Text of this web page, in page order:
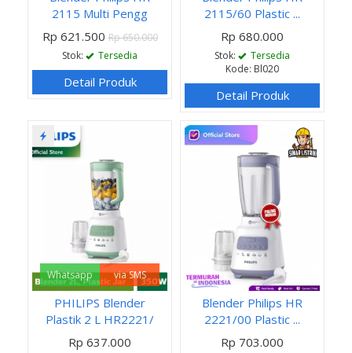
2115 Multi Pengg
Rp 621.500Rp 650.000
Stok:
Tersedia
Detail Produk
2115/60 Plastic ...
Rp 680.000
Stok:
Tersedia
Kode: Bl020
Detail Produk
Whatsapp via SMS
PHILIPS Blender
Plastik 2 L HR2221/
Rp 637.000
Blender Philips HR
2221/00 Plastic ...
Rp 703.000